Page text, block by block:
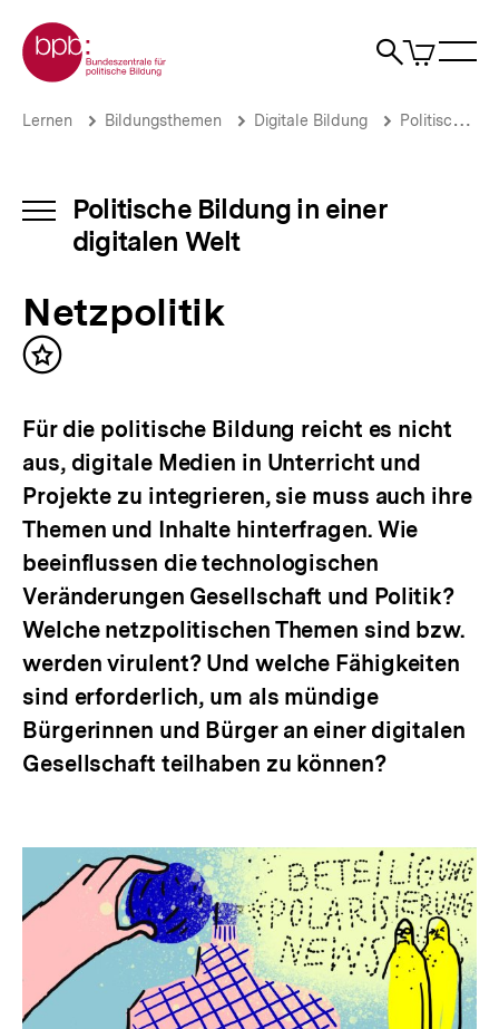
zum
Seiteninhalt
springen
Zur Startseite der bpb
Suche
Artikel
im
Netzpolitik
einer
digitalen
bpb.de
Brotkrümelnavigation
Pfadnavigation
Lernen Bildungsthemen Digitale Bildung Politische Bildung in einer digitalen Welt
INHALTSNAVIGATION
ÖFFNEN
Politische Bildung in einer
digitalen Welt
Netzpolitik
Inhalt
Für die politische Bildung reicht es nicht
aus, digitale Medien in Unterricht und
Projekte zu integrieren, sie muss auch ihre
Themen und Inhalte hinterfragen. Wie
beeinflussen die technologischen
Veränderungen Gesellschaft und Politik?
Welche netzpolitischen Themen sind bzw.
werden virulent? Und welche Fähigkeiten
sind erforderlich, um als mündige
Bürgerinnen und Bürger an einer digitalen
Gesellschaft teilhaben zu können?